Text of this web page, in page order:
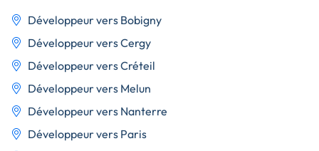
Développeur vers Bobigny
Développeur vers Cergy
Développeur vers Créteil
Développeur vers Melun
Développeur vers Nanterre
Développeur vers Paris